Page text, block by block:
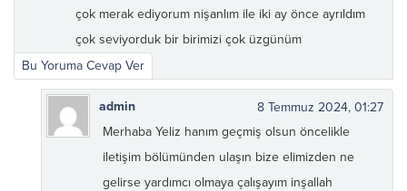
çok merak ediyorum nişanlım ile iki ay önce ayrıldım
çok seviyorduk bir birimizi çok üzgünüm
Bu Yoruma Cevap Ver
admin
8 Temmuz 2024, 01:27
Merhaba Yeliz hanım geçmiş olsun öncelikle
iletişim bölümünden ulaşın bize elimizden ne
gelirse yardımcı olmaya çalışayım inşallah